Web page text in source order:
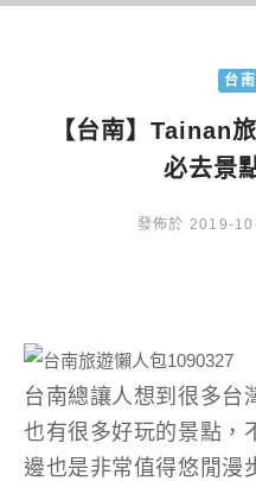
台
【台南】Tainan
必去景
發佈於 2019-
台南總讓人想到很多台
也有很多好玩的景點，
邊也是非常值得悠閒漫